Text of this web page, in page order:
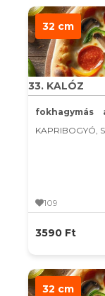
32 cm
33. KALÓZ
fokhagymás
KAPRIBOGYÓ,
109
3590 Ft
32 cm